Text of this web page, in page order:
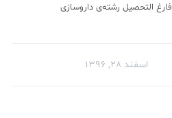
فارغ التحصیل رشته‌ی داروسازی
اسفند ۲۸, ۱۳۹۶